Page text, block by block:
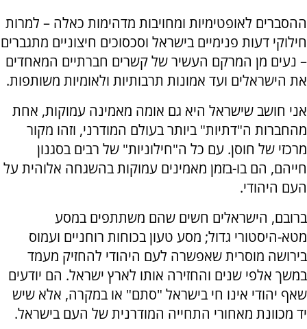
ההסברים לאופטימיות ומחויבות מדהימות כאלה – למרות
חילוקי דעות פנימיים בישראל וסכסוכים חיצוניים מתגברים
– נעים מן המרקם העשיר של קשרים חברתיים המאחדים
את הישראלים ועד אמונות תרבותיות ולאומיות משותפות.
אני חושב שישראל היא גם אומה מאמינה עמוקות, אחת
מהחברות ה"דתיות" ביותר בעולם המודרני, וזהו מקור
מרכזי של חוסן. עם כל ה"חילוניות" של רבים בסגנון
חייהם, הם בו-בזמן מאמינים עמוקות בהשגחה אלוהית על
העם היהודי.
ברובם, הישראלים חשים שהם משתתפים במסע
מטא-היסטורי גדול; מסע טעון בכוחות רוחניים ועמוס
בירושה מוסרית שאפשרה לעם היהודי להחזיק מעמד
במשך אלפי שנים והחזירה אותו לארץ ישראל. הם יודעים
שאף יהודי אינו חי בישראל "סתם" או במקרה, אלא שיש
יד מכוונת מאחורי התחייה המודרנית של העם בישראל.